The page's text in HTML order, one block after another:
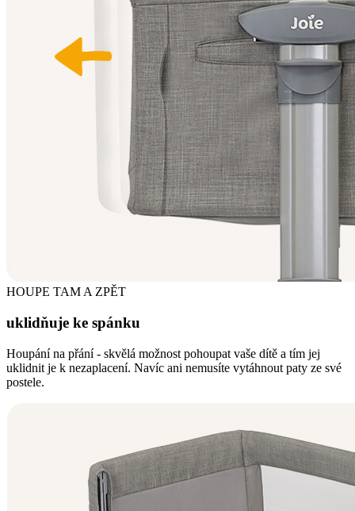
HOUPE TAM A ZPĚT
uklidňuje ke spánku
Houpání na přání - skvělá možnost pohoupat vaše dítě a tím jej
uklidnit je k nezaplacení. Navíc ani nemusíte vytáhnout paty ze své
postele.